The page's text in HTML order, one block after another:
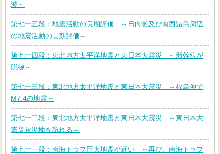
波～
第七十五段：地震活動の長期評価 ～日向灘及び南西諸島周辺
の地震活動の長期評価～
第七十四段：東北地方太平洋地震と東日本大震災 ～新幹線が
脱線～
第七十三段：東北地方太平洋地震と東日本大震災 ～福島沖で
M7.4の地震～
第七十二段：東北地方太平洋地震と東日本大震災 ～東日本大
震災被災地を訪れる～
第七十一段：南海トラフ巨大地震が近い ～再び、南海トラフ